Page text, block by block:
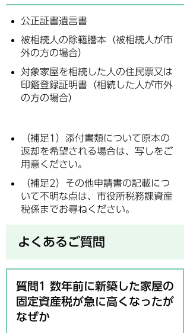
公正証書遺言書
被相続人の除籍謄本（被相続人が市
外の方の場合）
対象家屋を相続した人の住民票又は
印鑑登録証明書（相続した人が市外
の方の場合）
（補足1）添付書類について原本の
返却を希望される場合は、写しをご
用意ください。
（補足2）その他申請書の記載につ
いて不明な点は、市役所税務課資産
税係までお尋ねください。
よくあるご質問
質問1 数年前に新築した家屋の
固定資産税が急に高くなったが
なぜか